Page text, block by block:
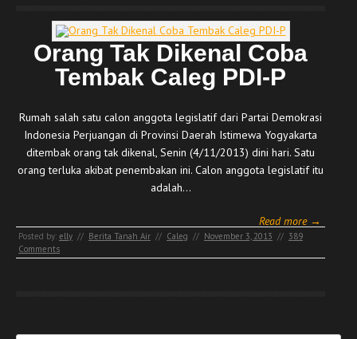
Orang Tak Dikenal Coba
Tembak Caleg PDI-P
Rumah salah satu calon anggota legislatif dari Partai Demokrasi
Indonesia Perjuangan di Provinsi Daerah Istimewa Yogyakarta
ditembak orang tak dikenal, Senin (4/11/2013) dini hari. Satu
orang terluka akibat penembakan ini. Calon anggota legislatif itu
adalah…
Read more →
Posted by: elly // Berita Tanah Air // Caleg // November 3, 2013 // 389
Comments